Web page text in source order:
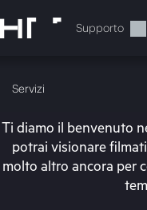
al
contenuto
Servizi Supporto
Servizi
Ti diamo il benvenuto
potrai visionare
molto altro ancora per